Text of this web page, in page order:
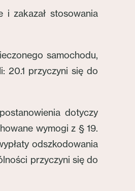
zakazał stosowania
samochodu,
20.1 przyczyni się do
dotyczy
wymogi z § 19.
odszkodowania
przyczyni się do